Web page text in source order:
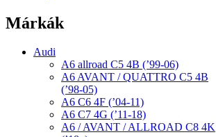
Márkák
Audi
A6 allroad C5 4B (’99-06)
A6 AVANT / QUATTRO C5 4B
(’98-05)
A6 C6 4F (’04-11)
A6 C7 4G (’11-18)
A6 / AVANT / ALLROAD C8 4K